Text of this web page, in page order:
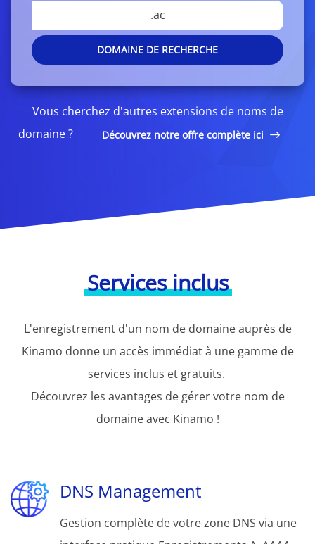
.ac
DOMAINE DE RECHERCHE
Vous cherchez d'autres extensions de noms de
domaine ?
Découvrez notre offre complète ici
Services inclus
L'enregistrement d'un nom de domaine auprès de
Kinamo donne un accès immédiat à une gamme de
services inclus et gratuits.
Découvrez les avantages de gérer votre nom de
domaine avec Kinamo !
DNS Management
Gestion complète de votre zone DNS via une